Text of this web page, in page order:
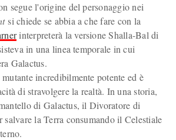
segue l'origine del personaggio nei
si chiede se abbia a che fare con la
interpreterà la versione Shalla-Bal di
in una linea temporale in cui
Galactus.
incredibilmente potente ed è
di stravolgere la realtà. In una storia,
di Galactus, il Divoratore di
la Terra consumando il Celestiale